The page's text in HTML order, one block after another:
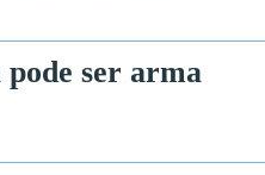
ser arma